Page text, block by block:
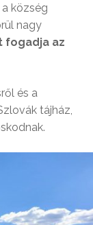
község
nagy
fogadja az
és a
tájház,